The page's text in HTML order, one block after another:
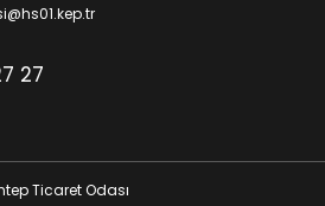
27
Ticaret Odası